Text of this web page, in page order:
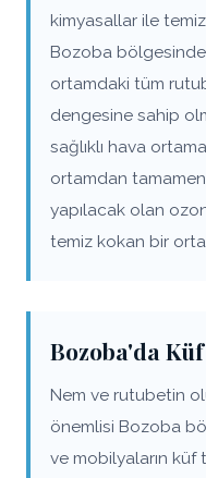
kimyasallar ile
Bozoba
ortamdaki tüm
dengesine sahip
sağlıklı hava
ortamdan
yapılacak olan
temiz kokan bir
Bozoba'da
Nem ve rutubetin
önemlisi Bozoba
ve mobilyaların küf